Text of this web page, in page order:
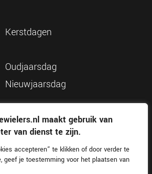
maakt gebruik van
van dienst te zijn.
accepteren” te klikken of door verder te
geef je toestemming voor het plaatsen van
Kerstdagen
Oudjaarsdag
Nieuwjaarsdag
Cookies